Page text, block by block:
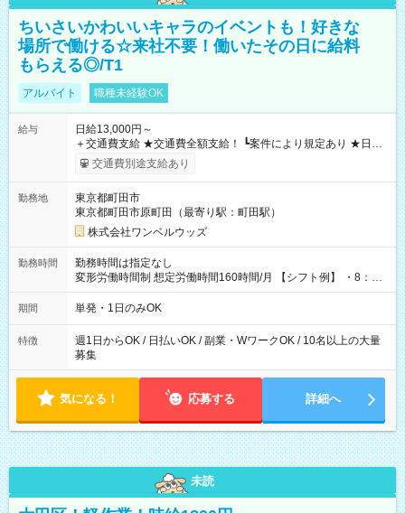
ちいさいかわいいキャラのイベントも！好きな
場所で働ける☆来社不要！働いたその日に給料
もらえる◎/T1
アルバイト 職種未経験OK
給与
日給13,000円～
＋交通費支給 ★交通費全額支給！ ┗案件により規定あり ★日払
いOK！（規定あり） ┗働いたその日に現金GET♪ お仕事後はコ
ンビニATMから 日払い分を引き落とせます！ 【試用期間】試
交通費別途支給あり
勤務地
東京都町田市
東京都町田市原町田（最寄り駅：町田駅）
株式会社ワンベルウッズ
勤務時間
勤務時間は指定なし
変形労働時間制 想定労働時間160時間/月 【シフト例】 ・8：00
～21：00
期間 単発・1日のみOK
特徴
週1日からOK / 日払いOK / 副業・WワークOK / 10名以上の大量
募集
気になる！ 応募する 詳細へ
未読